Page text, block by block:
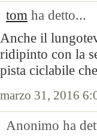
tom ha detto...
Anche il
ridipinto con la
pista ciclabile
marzo 31, 2016
Anonimo ha